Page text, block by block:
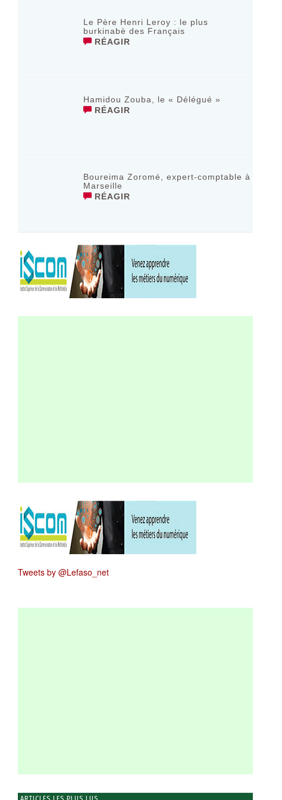
Le Père Henri Leroy : le plus
burkinabè des Français
RÉAGIR
Hamidou Zouba, le « Délégué »
RÉAGIR
Boureima Zoromé, expert-comptable à
Marseille
RÉAGIR
Tweets by @Lefaso_net